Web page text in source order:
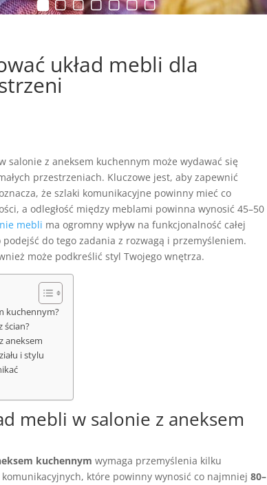
układ mebli dla
salonie z aneksem kuchennym może wydawać się
przestrzeniach. Kluczowe jest, aby zapewnić
że szlaki komunikacyjne powinny mieć co
a odległość między meblami powinna wynosić 45–50
mebli ma ogromny wpływ na funkcjonalność całej
do tego zadania z rozwagą i przemyśleniem.
może podkreślić styl Twojego wnętrza.
kuchennym?
ścian?
aneksem
i stylu
mebli w salonie z aneksem
kuchennym wymaga przemyślenia kilku
które powinny wynosić co najmniej80–